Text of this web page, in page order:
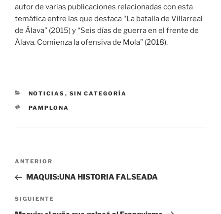
autor de varias publicaciones relacionadas con esta
temática entre las que destaca “La batalla de Villarreal
de Álava” (2015) y “Seis días de guerra en el frente de
Álava. Comienza la ofensiva de Mola” (2018).
CATEGORÍAS
NOTICIAS , SIN CATEGORÍA
ETIQUETAS
PAMPLONA
Navegación
entradas
Entrada
anterior:
ANTERIOR
MAQUIS:UNA HISTORIA FALSEADA
Siguiente
entrada
SIGUIENTE